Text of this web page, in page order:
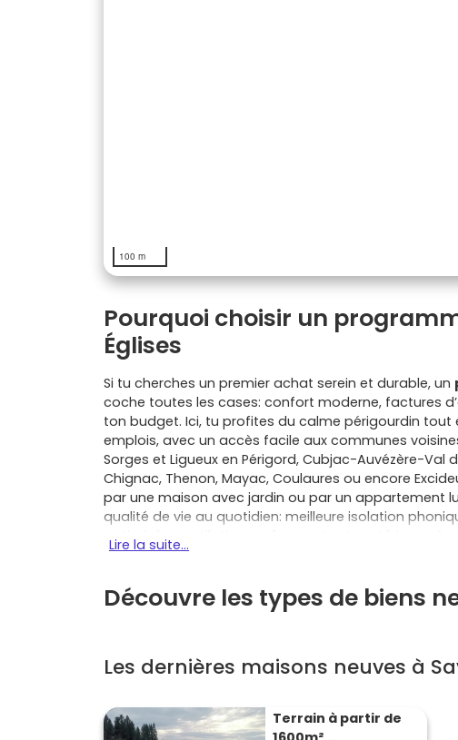
100 m
Pourquoi choisir un
Églises
Si tu cherches un premier achat serein et durable, un
coche toutes les cases: confort moderne, factures
ton budget. Ici, tu profites du calme périgourdin tout
emplois, avec un accès facile aux communes
Sorges et Ligueux en Périgord, Cubjac-Auvézère-Val
Chignac, Thenon, Mayac, Coulaures ou encore
par une maison avec jardin ou par un appartement
qualité de vie au quotidien: meilleure isolation
optimisée, ventilation performante et matériaux
notaire réduits
accessible aux primo-accédants; certaines
temporaire partielle de taxe foncière sur le neuf,
énergétiques élevées souvent classées A ou B, et tu
une revente plus tard, un bien récent et économe se
ici, c’est aussi gagner du temps: stationnement
Lire la suite...
Découvre les types de biens
Les dernières maisons neuves à
Terrain à partir de